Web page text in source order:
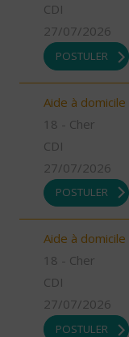
CDI
27/07/2026
POSTULER
Aide à
18 - Cher
CDI
27/07/2026
POSTULER
Aide à
18 - Cher
CDI
27/07/2026
POSTULER